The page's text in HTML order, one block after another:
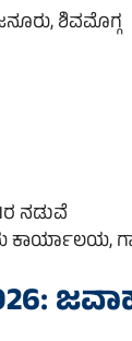
ಶಿವಮೊಗ್ಗ
ನಡುವೆ
ಕಾರ್ಯಾಲಯ,